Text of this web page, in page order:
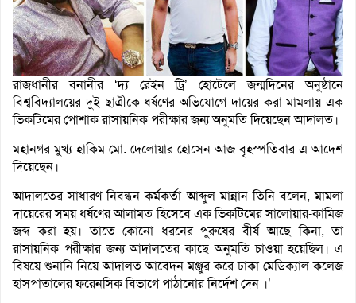
রাজধানীর বনানীর ‘দ্য রেইন ট্রি’ হোটেলে জন্মদিনের অনুষ্ঠানে
বিশ্ববিদ্যালয়ের দুই ছাত্রীকে ধর্ষণের অভিযোগে দায়ের করা মামলায় এক
ভিকটিমের পোশাক রাসায়নিক পরীক্ষার জন্য অনুমতি দিয়েছেন আদালত।
মহানগর মুখ্য হাকিম মো. দেলোয়ার হোসেন আজ বৃহস্পতিবার এ আদেশ
দিয়েছেন।
আদালতের সাধারণ নিবন্ধন কর্মকর্তা আব্দুল মান্নান তিনি বলেন, মামলা
দায়েরের সময় ধর্ষণের আলামত হিসেবে এক ভিকটিমের সালোয়ার-কামিজ
জব্দ করা হয়। তাতে কোনো ধরনের পুরুষের বীর্য আছে কিনা, তা
রাসায়নিক পরীক্ষার জন্য আদালতের কাছে অনুমতি চাওয়া হয়েছিল। এ
বিষয়ে শুনানি নিয়ে আদালত আবেদন মঞ্জুর করে ঢাকা মেডিক্যাল কলেজ
হাসপাতালের ফরেনসিক বিভাগে পাঠানোর নির্দেশ দেন ।’